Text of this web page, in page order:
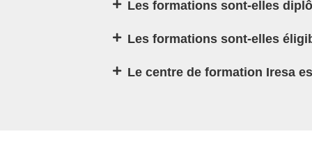
Les formations sont-elles
Les formations sont-elles
Le centre de formation Iresa